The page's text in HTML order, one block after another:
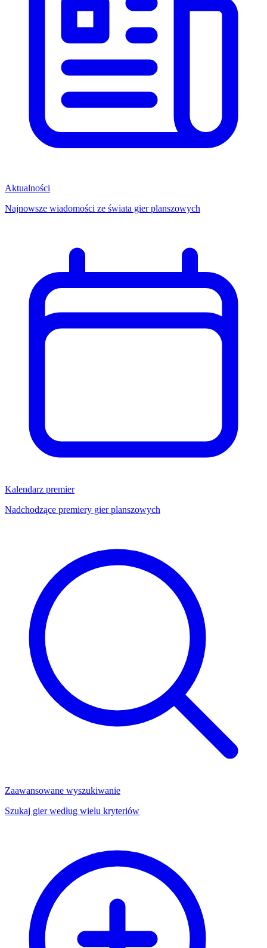
Aktualności
Najnowsze wiadomości ze świata gier planszowych
Kalendarz premier
Nadchodzące premiery gier planszowych
Zaawansowane wyszukiwanie
Szukaj gier według wielu kryteriów